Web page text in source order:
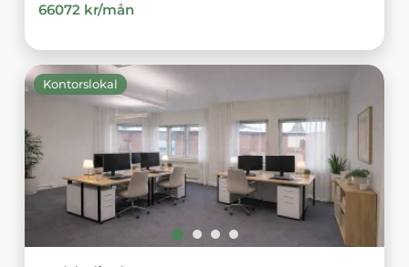
66072kr/mån
Kontorslokal